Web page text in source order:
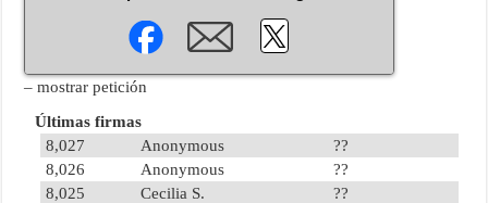
– mostrar petición
Últimas firmas
8,027
Anonymous
??
8,026
Anonymous
??
8,025
Cecilia S.
??